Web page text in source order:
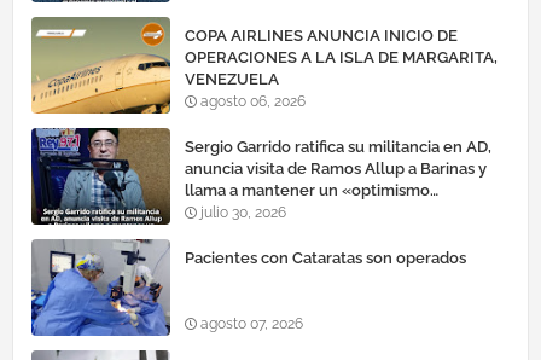
COPA AIRLINES ANUNCIA INICIO DE
OPERACIONES A LA ISLA DE MARGARITA,
VENEZUELA
agosto 06, 2026
Sergio Garrido ratifica su militancia en AD,
anuncia visita de Ramos Allup a Barinas y
llama a mantener un «optimismo
cauteloso»
julio 30, 2026
Pacientes con Cataratas son operados
agosto 07, 2026